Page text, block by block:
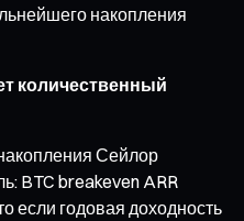
накопления
количественный
Сейлор
BTC breakeven ARR
если годовая доходность